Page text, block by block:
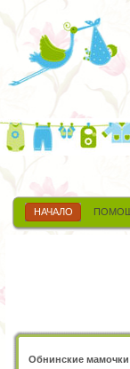
НАЧАЛО
Обнинские мамочки